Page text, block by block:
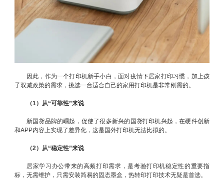
因此，作为一个打印机新手小白，面对疫情下居家打印习惯，加上孩
子双减政策的需求，挑选一台适合自己的家用打印机是非常刚需的。
（1）从“可靠性”来说
新国货品牌的崛起，促使了很多新兴的国货打印机兴起，在硬件创新
和APP内容上实现了差异化，这是国外打印机无法比拟的。
（2）从“稳定性”来说
居家学习办公带来的高频打印需求，是考验打印机稳定性的重要指
标，无需维护，只需安装简易的固态墨盒，热转印打印技术无疑是首选。